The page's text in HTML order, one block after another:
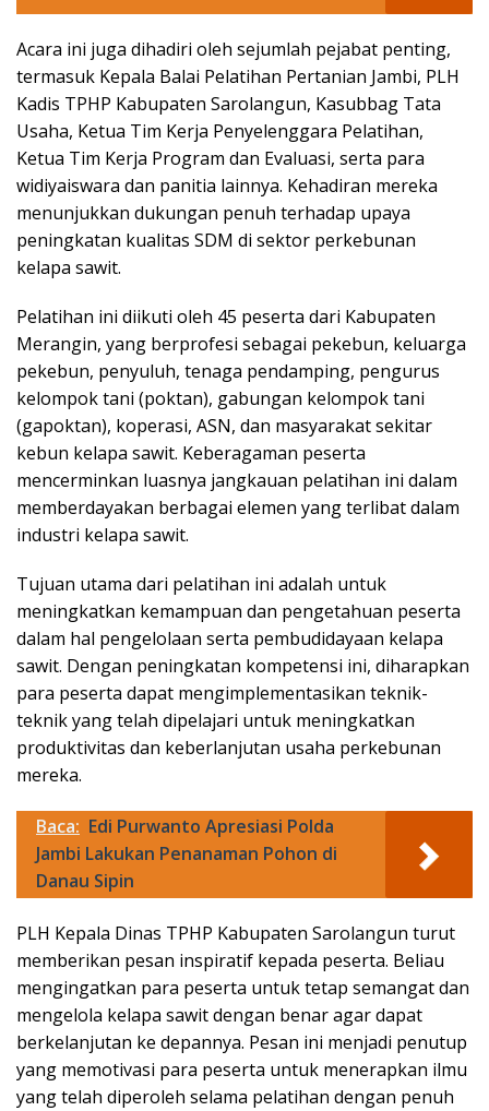
Acara ini juga dihadiri oleh sejumlah pejabat penting,
termasuk Kepala Balai Pelatihan Pertanian Jambi, PLH
Kadis TPHP Kabupaten Sarolangun, Kasubbag Tata
Usaha, Ketua Tim Kerja Penyelenggara Pelatihan,
Ketua Tim Kerja Program dan Evaluasi, serta para
widiyaiswara dan panitia lainnya. Kehadiran mereka
menunjukkan dukungan penuh terhadap upaya
peningkatan kualitas SDM di sektor perkebunan
kelapa sawit.
Pelatihan ini diikuti oleh 45 peserta dari Kabupaten
Merangin, yang berprofesi sebagai pekebun, keluarga
pekebun, penyuluh, tenaga pendamping, pengurus
kelompok tani (poktan), gabungan kelompok tani
(gapoktan), koperasi, ASN, dan masyarakat sekitar
kebun kelapa sawit. Keberagaman peserta
mencerminkan luasnya jangkauan pelatihan ini dalam
memberdayakan berbagai elemen yang terlibat dalam
industri kelapa sawit.
Tujuan utama dari pelatihan ini adalah untuk
meningkatkan kemampuan dan pengetahuan peserta
dalam hal pengelolaan serta pembudidayaan kelapa
sawit. Dengan peningkatan kompetensi ini, diharapkan
para peserta dapat mengimplementasikan teknik-
teknik yang telah dipelajari untuk meningkatkan
produktivitas dan keberlanjutan usaha perkebunan
mereka.
Baca: Edi Purwanto Apresiasi Polda
Jambi Lakukan Penanaman Pohon di
Danau Sipin
PLH Kepala Dinas TPHP Kabupaten Sarolangun turut
memberikan pesan inspiratif kepada peserta. Beliau
mengingatkan para peserta untuk tetap semangat dan
mengelola kelapa sawit dengan benar agar dapat
berkelanjutan ke depannya. Pesan ini menjadi penutup
yang memotivasi para peserta untuk menerapkan ilmu
yang telah diperoleh selama pelatihan dengan penuh